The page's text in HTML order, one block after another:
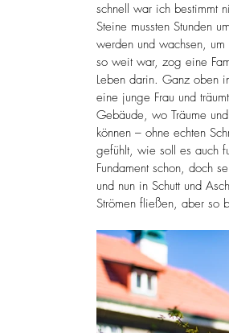
schnell war ich bestimmt
Steine mussten Stunden
werden und wachsen,
so weit war, zog eine
Leben darin. Ganz oben
eine junge Frau und
Gebäude, wo Träume
können – ohne echten
gefühlt, wie soll es auch
Fundament schon, doch
und nun in Schutt und
Strömen fließen, aber so